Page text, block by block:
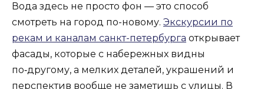
Вода здесь не просто фон — это способ
смотреть на город по-новому. Экскурсии по
рекам и каналам санкт-петербурга открывает
фасады, которые с набережных видны
по‑другому, а мелких деталей, украшений и
перспектив вообще не заметишь с улицы. В